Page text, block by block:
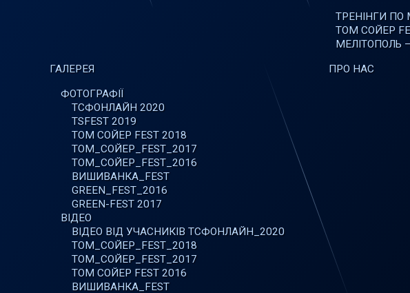
ТРЕНІНГИ ПО
ТОМ СОЙЕР
МЕЛІТОПОЛЬ
ГАЛЕРЕЯ
ФОТОГРАФІЇ
ТСФОНЛАЙН 2020
TSFEST 2019
ТОМ СОЙЕР FEST 2018
ТОМ_СОЙЕР_FEST_2017
ТОМ_СОЙЕР_FEST_2016
ВИШИВАНКА_FEST
GREEN_FEST_2016
GREEN-FEST 2017
ВІДЕО
ВІДЕО ВІД УЧАСНИКІВ ТСФОНЛАЙН_2020
ТОМ_СОЙЕР_FEST_2018
ТОМ_СОЙЕР_FEST_2017
ТОМ СОЙЕР FEST 2016
ВИШИВАНКА_FEST
ПРО НАС